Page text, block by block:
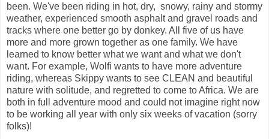
been. We've been riding in hot, dry, snowy, rainy and stormy
weather, experienced smooth asphalt and gravel roads and
tracks where one better go by donkey. All five of us have
more and more grown together as one family. We have
learned to know better what we want and what we don't
want. For example, Wolfi wants to have more adventure
riding, whereas Skippy wants to see CLEAN and beautiful
nature with solitude, and regretted to come to Africa. We are
both in full adventure mood and could not imagine right now
to be working all year with only six weeks of vacation (sorry
folks)!